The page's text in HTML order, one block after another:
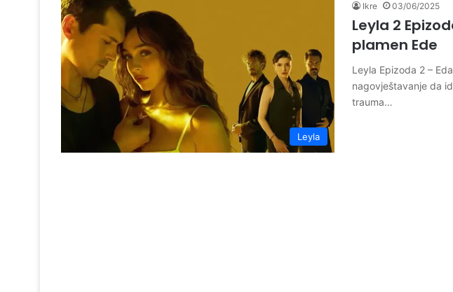
Leyla
Ikre 03/06/2025
Leyla 2
plamen Ede
Leyla Epizoda 2 –
nagovještavanje da
trauma…